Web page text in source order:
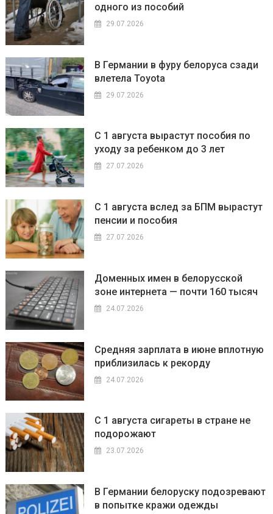
одного из пособий
29.07.2026
В Германии в фуру белоруса сзади
влетела Toyota
29.07.2026
С 1 августа вырастут пособия по
уходу за ребенком до 3 лет
27.07.2026
С 1 августа вслед за БПМ вырастут
пенсии и пособия
27.07.2026
Доменных имен в белорусской
зоне интернета — почти 160 тысяч
24.07.2026
Средняя зарплата в июне вплотную
приблизилась к рекорду
24.07.2026
С 1 августа сигареты в стране не
подорожают
23.07.2026
В Германии белоруску подозревают
в попытке кражи одежды